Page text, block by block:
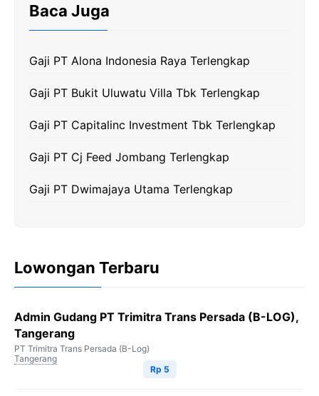
o
k
g
a
m
p
p
n
k
Baca Juga
Gaji PT Alona Indonesia Raya Terlengkap
Gaji PT Bukit Uluwatu Villa Tbk Terlengkap
Gaji PT Capitalinc Investment Tbk Terlengkap
Gaji PT Cj Feed Jombang Terlengkap
Gaji PT Dwimajaya Utama Terlengkap
Lowongan Terbaru
Admin Gudang PT Trimitra Trans Persada (B-LOG),
Tangerang
PT Trimitra Trans Persada (B-Log)
Tangerang
Rp 5